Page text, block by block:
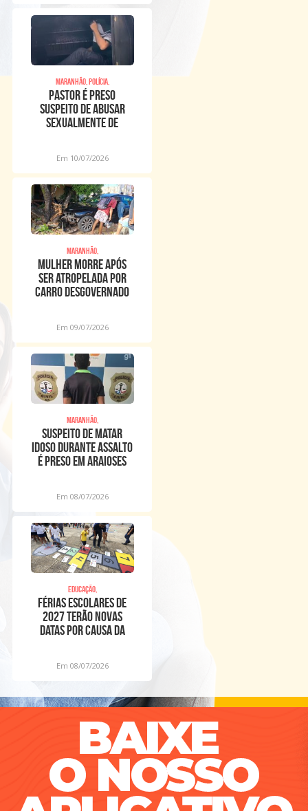
Maranhão, Polícia,
Pastor é preso
suspeito de abusar
sexualmente de
Em 10/07/2026
Maranhão,
Mulher morre após
ser atropelada por
carro desgovernado
Em 09/07/2026
Maranhão,
Suspeito de matar
idoso durante assalto
é preso em Araioses
Em 08/07/2026
Educação,
Férias escolares de
2027 terão novas
datas por causa da
Em 08/07/2026